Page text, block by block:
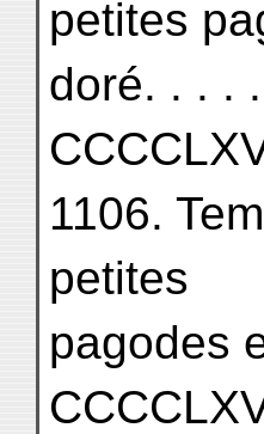
petites
doré. . . .
1106.
petites
pagodes